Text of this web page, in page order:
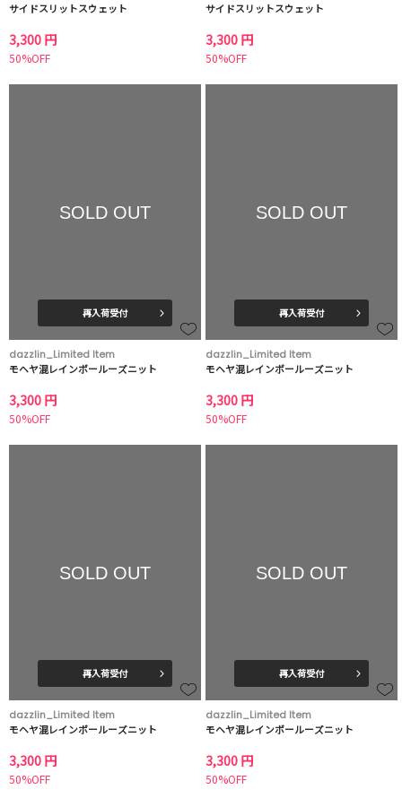
サイドスリットスウェット
3,300 円
50%OFF
サイドスリットスウェット
3,300 円
50%OFF
SOLD OUT
再入荷受付
dazzlin_Limited Item
モヘヤ混レインボールーズニット
3,300 円
50%OFF
SOLD OUT
再入荷受付
dazzlin_Limited Item
モヘヤ混レインボールーズニット
3,300 円
50%OFF
SOLD OUT
再入荷受付
dazzlin_Limited Item
モヘヤ混レインボールーズニット
3,300 円
50%OFF
SOLD OUT
再入荷受付
dazzlin_Limited Item
モヘヤ混レインボールーズニット
3,300 円
50%OFF